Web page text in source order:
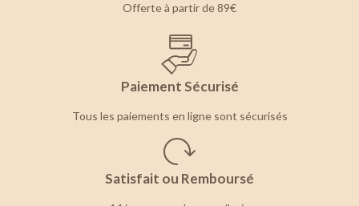
Offerte à partir de 89€
Paiement Sécurisé
Tous les paiements en ligne sont sécurisés
Satisfait ou Remboursé